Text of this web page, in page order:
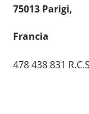
75013 Parigi,
Francia
478 438 831